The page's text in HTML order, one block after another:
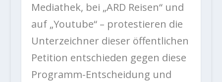
Mediathek, bei „ARD Reisen“ und
auf „Youtube“ – protestieren die
Unterzeichner dieser öffentlichen
Petition entschieden gegen diese
Programm-Entscheidung und